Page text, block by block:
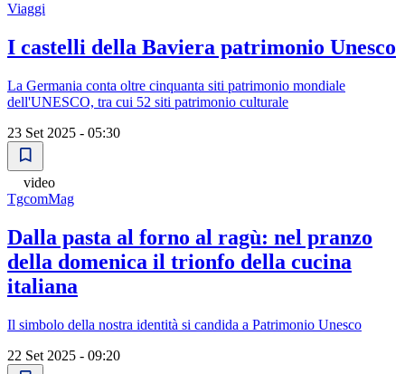
Viaggi
I castelli della Baviera patrimonio Unesco
La Germania conta oltre cinquanta siti patrimonio mondiale
dell'UNESCO, tra cui 52 siti patrimonio culturale
23 Set 2025 - 05:30
video
TgcomMag
Dalla pasta al forno al ragù: nel pranzo
della domenica il trionfo della cucina
italiana
Il simbolo della nostra identità si candida a Patrimonio Unesco
22 Set 2025 - 09:20